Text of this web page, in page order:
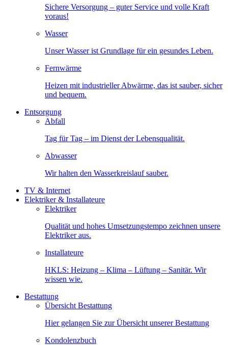
Sichere Versorgung – guter Service und volle Kraft
voraus!
Wasser
Unser Wasser ist Grundlage für ein gesundes Leben.
Fernwärme
Heizen mit industrieller Abwärme, das ist sauber, sicher
und bequem.
Entsorgung
Abfall
Tag für Tag – im Dienst der Lebensqualität.
Abwasser
Wir halten den Wasserkreislauf sauber.
TV & Internet
Elektriker & Installateure
Elektriker
Qualität und hohes Umsetzungstempo zeichnen unsere
Elektriker aus.
Installateure
HKLS: Heizung – Klima – Lüftung – Sanitär. Wir
wissen wie.
Bestattung
Übersicht Bestattung
Hier gelangen Sie zur Übersicht unserer Bestattung
Kondolenzbuch